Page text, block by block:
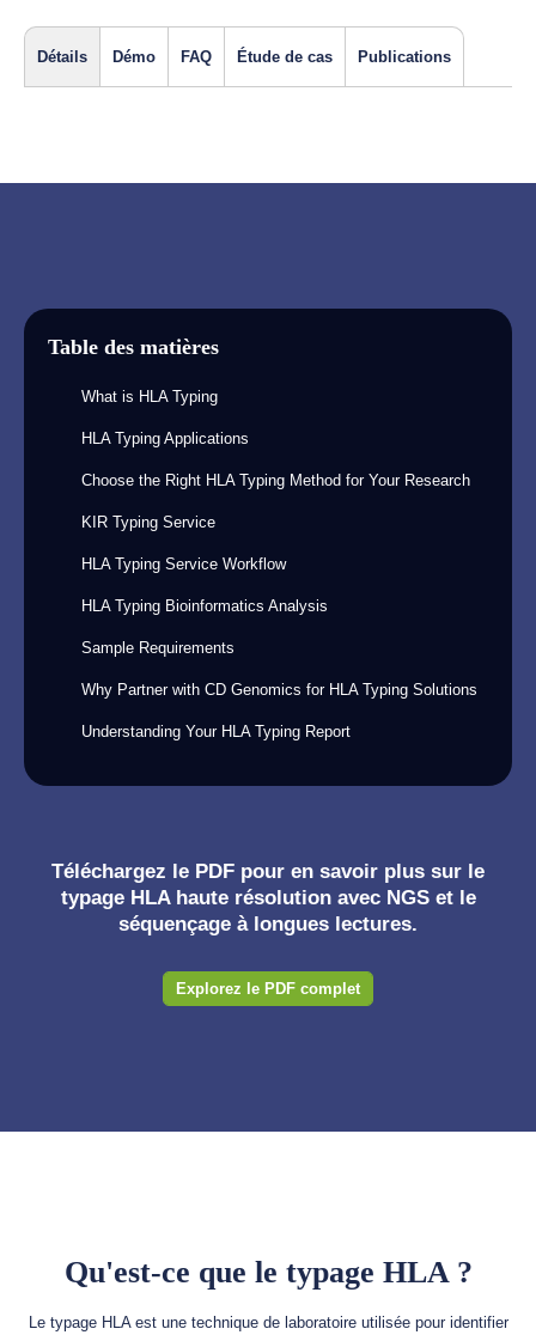
Détails Démo FAQ Étude de cas Publications
Table des matières
What is HLA Typing
HLA Typing Applications
Choose the Right HLA Typing Method for Your Research
KIR Typing Service
HLA Typing Service Workflow
HLA Typing Bioinformatics Analysis
Sample Requirements
Why Partner with CD Genomics for HLA Typing Solutions
Understanding Your HLA Typing Report
Téléchargez le PDF pour en savoir plus sur le
typage HLA haute résolution avec NGS et le
séquençage à longues lectures.
Explorez le PDF complet
Qu'est-ce que le typage HLA ?
Le typage HLA est une technique de laboratoire utilisée pour identifier